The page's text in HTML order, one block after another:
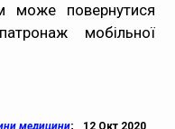
може повернутися
мобільної
медицини; 12 Окт 2020